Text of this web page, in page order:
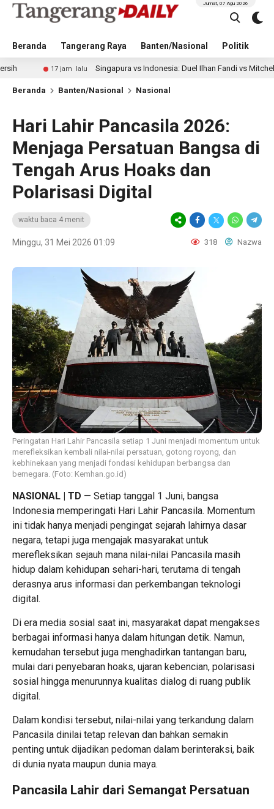
Beranda Tangerang Raya Banten/Nasional Politik
Jumat, 07 Agu 2026
jam lalu Singapura vs Indonesia: Duel Ilhan Fandi vs Mitchell Baker Jadi
Beranda Banten/Nasional Nasional
Hari Lahir Pancasila 2026:
Menjaga Persatuan Bangsa di
Tengah Arus Hoaks dan
Polarisasi Digital
waktu baca 4 menit
Minggu, 31 Mei 2026 01:09 318 Nazwa
Peringatan Hari Lahir Pancasila setiap 1 Juni menjadi momentum untuk
merefleksikan kembali nilai-nilai persatuan, gotong royong, dan
kebhinekaan yang menjadi fondasi kehidupan berbangsa dan
bernegara. (Foto: Kemhan.go.id)
NASIONAL | TD — Setiap tanggal 1 Juni, bangsa
Indonesia memperingati Hari Lahir Pancasila. Momentum
ini tidak hanya menjadi pengingat sejarah lahirnya dasar
negara, tetapi juga mengajak masyarakat untuk
merefleksikan sejauh mana nilai-nilai Pancasila masih
hidup dalam kehidupan sehari-hari, terutama di tengah
derasnya arus informasi dan perkembangan teknologi
digital.
Di era media sosial saat ini, masyarakat dapat mengakses
berbagai informasi hanya dalam hitungan detik. Namun,
kemudahan tersebut juga menghadirkan tantangan baru,
mulai dari penyebaran hoaks, ujaran kebencian, polarisasi
sosial hingga menurunnya kualitas dialog di ruang publik
digital.
Dalam kondisi tersebut, nilai-nilai yang terkandung dalam
Pancasila dinilai tetap relevan dan bahkan semakin
penting untuk dijadikan pedoman dalam berinteraksi, baik
di dunia nyata maupun dunia maya.
Pancasila Lahir dari Semangat Persatuan